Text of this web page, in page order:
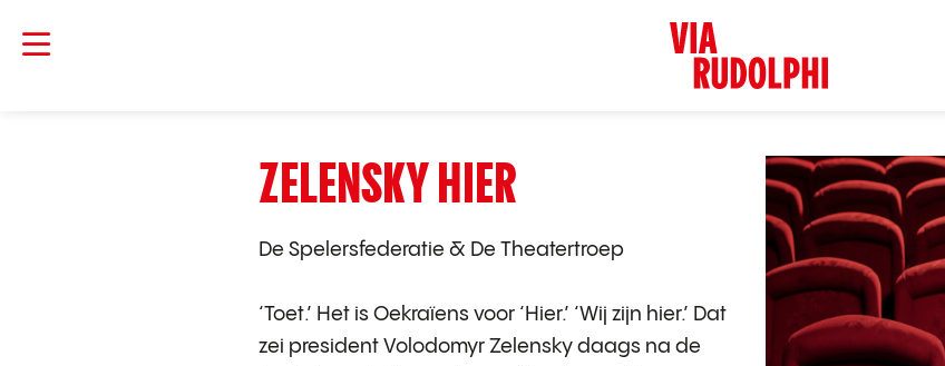
ZELENSKY HIER
De Spelersfederatie & De Theatertroep
‘Toet.’ Het is Oekraïens voor ‘Hier.’ ‘Wij zijn hier.’ Dat
zei president Volodomyr Zelensky daags na de